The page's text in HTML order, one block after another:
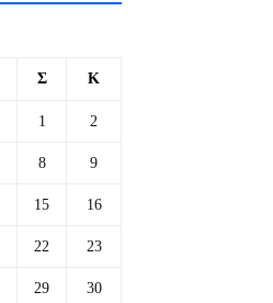
Σ Κ
1 2
8 9
15 16
22 23
29 30